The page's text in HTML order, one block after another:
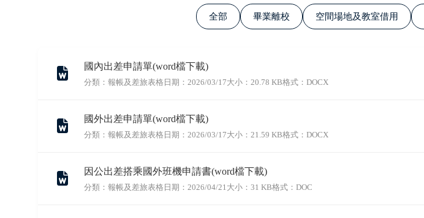
全部 畢業離校 空間場地及教室借用
國內出差申請單(word檔下載)
分類：報帳及差旅表格 日期：2026/03/17大小：20.78 KB格式：DOCX
國外出差申請單(word檔下載)
分類：報帳及差旅表格 日期：2026/03/17大小：21.59 KB格式：DOCX
因公出差搭乘國外班機申請書(word檔下載)
分類：報帳及差旅表格 日期：2026/04/21大小：31 KB格式：DOC